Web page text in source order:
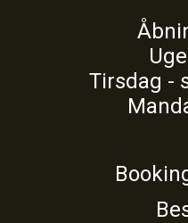
Tirsdag -